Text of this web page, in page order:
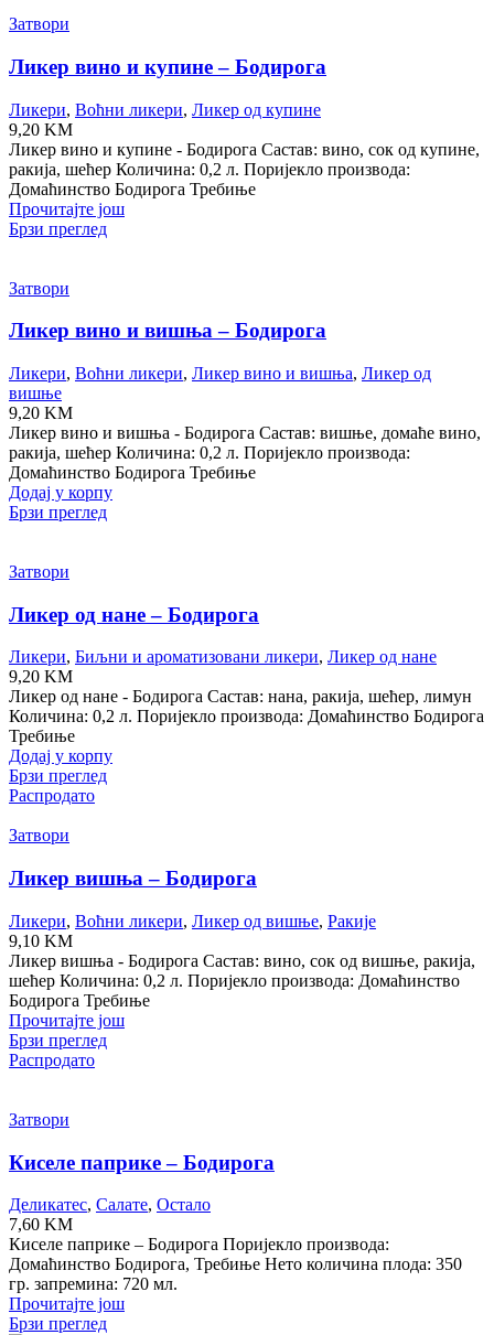
Затвори
Ликер вино и купине – Бодирога
Ликери, Воћни ликери, Ликер од купине
9,20 KM
Ликер вино и купине - Бодирога Састав: вино, сок од купине,
ракија, шећер Количина: 0,2 л. Поријекло производа:
Домаћинство Бодирога Требиње
Прочитајте још
Брзи преглед
Затвори
Ликер вино и вишња – Бодирога
Ликери, Воћни ликери, Ликер вино и вишња, Ликер од
вишње
9,20 KM
Ликер вино и вишња - Бодирога Састав: вишње, домаће вино,
ракија, шећер Количина: 0,2 л. Поријекло производа:
Домаћинство Бодирога Требиње
Додај у корпу
Брзи преглед
Затвори
Ликер од нане – Бодирога
Ликери, Биљни и ароматизовани ликери, Ликер од нане
9,20 KM
Ликер од нане - Бодирога Састав: нана, ракија, шећер, лимун
Количина: 0,2 л. Поријекло производа: Домаћинство Бодирога
Требиње
Додај у корпу
Брзи преглед
Распродато
Затвори
Ликер вишња – Бодирога
Ликери, Воћни ликери, Ликер од вишње, Ракије
9,10 KM
Ликер вишња - Бодирога Састав: вино, сок од вишње, ракија,
шећер Количина: 0,2 л. Поријекло производа: Домаћинство
Бодирога Требиње
Прочитајте још
Брзи преглед
Распродато
Затвори
Киселе паприке – Бодирога
Деликатес, Салате, Остало
7,60 KM
Киселе паприке – Бодирога Поријекло производа:
Домаћинство Бодирога, Требиње Нето количина плода: 350
гр. запремина: 720 мл.
Прочитајте још
Брзи преглед